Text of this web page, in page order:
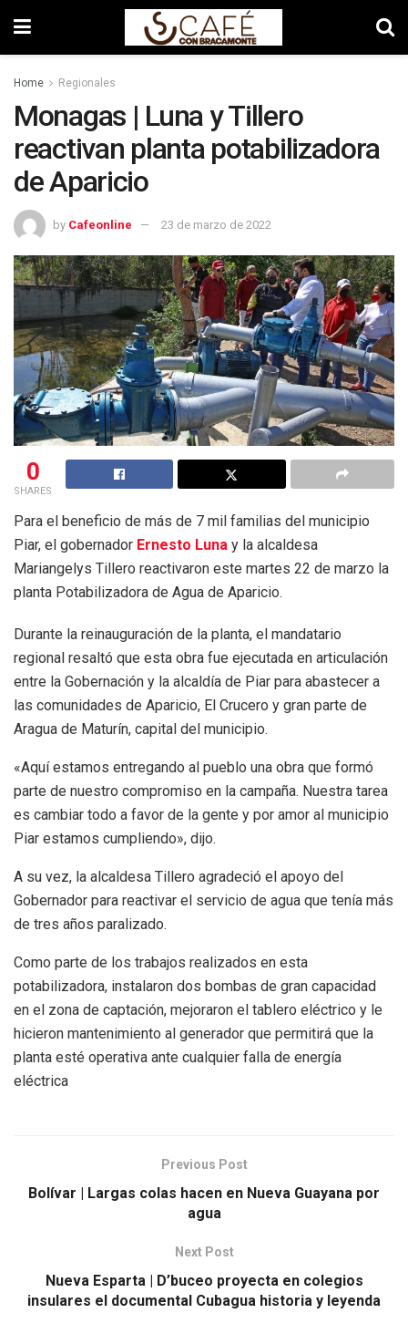
Home Regionales
Monagas | Luna y Tillero
reactivan planta potabilizadora
de Aparicio
by Cafeonline 23 de marzo de 2022
0
SHARES
Para el beneficio de más de 7 mil familias del municipio
Piar, el gobernador Ernesto Luna y la alcaldesa
Mariangelys Tillero reactivaron este martes 22 de marzo la
planta Potabilizadora de Agua de Aparicio.
Durante la reinauguración de la planta, el mandatario
regional resaltó que esta obra fue ejecutada en articulación
entre la Gobernación y la alcaldía de Piar para abastecer a
las comunidades de Aparicio, El Crucero y gran parte de
Aragua de Maturín, capital del municipio.
«Aquí estamos entregando al pueblo una obra que formó
parte de nuestro compromiso en la campaña. Nuestra tarea
es cambiar todo a favor de la gente y por amor al municipio
Piar estamos cumpliendo», dijo.
A su vez, la alcaldesa Tillero agradeció el apoyo del
Gobernador para reactivar el servicio de agua que tenía más
de tres años paralizado.
Como parte de los trabajos realizados en esta
potabilizadora, instalaron dos bombas de gran capacidad
en el zona de captación, mejoraron el tablero eléctrico y le
hicieron mantenimiento al generador que permitirá que la
planta esté operativa ante cualquier falla de energía
eléctrica
Previous Post
Bolívar | Largas colas hacen en Nueva Guayana por
agua
Next Post
Nueva Esparta | D’buceo proyecta en colegios
insulares el documental Cubagua historia y leyenda